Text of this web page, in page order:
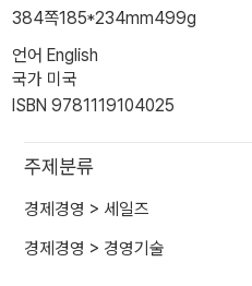
384쪽185*234mm499g
언어 English
국가 미국
ISBN 9781119104025
주제분류
경제경영 > 세일즈
경제경영 > 경영기술